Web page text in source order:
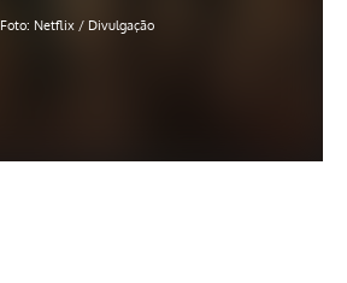
Foto: Netflix / Divulgação